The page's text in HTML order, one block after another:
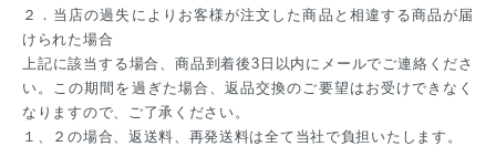
２．当店の過失によりお客様が注文した商品と相違する商品が届
けられた場合
上記に該当する場合、商品到着後3日以内にメールでご連絡くださ
い。この期間を過ぎた場合、返品交換のご要望はお受けできなく
なりますので、ご了承ください。
１、２の場合、返送料、再発送料は全て当社で負担いたします。